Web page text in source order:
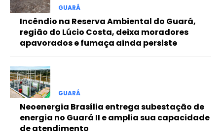
GUARÁ
Incêndio na Reserva Ambiental do Guará,
região do Lúcio Costa, deixa moradores
apavorados e fumaça ainda persiste
GUARÁ
Neoenergia Brasília entrega subestação de
energia no Guará II e amplia sua capacidade
de atendimento